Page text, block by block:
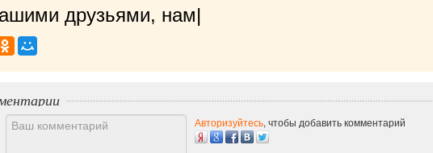
друзьями, нам будет очень приятн
Авторизуйтесь, чтобы добавить комментарий